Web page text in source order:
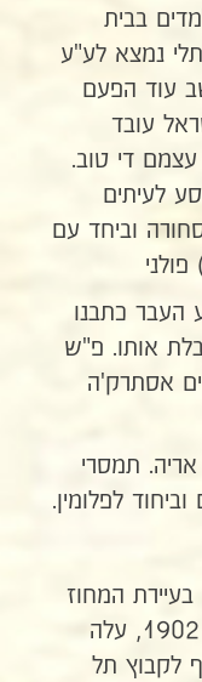
בבית
נמצא לע"ע
עוד הפעם
עובד
די טוב.
לעיתים
וביחד עם
העבר כתבנו
אותו. פ"ש
אסתרק'ה
תמסרי
לפלומין.
בעיירת המחוז
הורוכוב הסמוכה לברסטצ'קה ב 1902, עלה
1922 הצטרף לקבוץ תל